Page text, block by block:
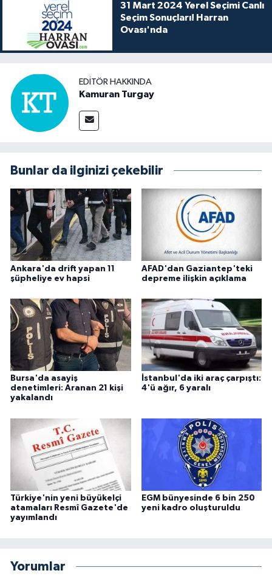
31 Mart 2024 Yerel Seçimi Canlı
Seçim Sonuçları! Harran
Ovası'nda
EDITÖR HAKKINDA
Kamuran Turgay
Bunlar da ilginizi çekebilir
Ankara'da drift yapan 11
şüpheliye ev hapsi
AFAD'dan Gaziantep'teki
depreme ilişkin açıklama
Bursa'da asayiş
denetimleri: Aranan 21 kişi
yakalandı
İstanbul'da iki araç çarpıştı:
4'ü ağır, 6 yaralı
Türkiye'nin yeni büyükelçi
atamaları Resmî Gazete'de
yayımlandı
EGM bünyesinde 6 bin 250
yeni kadro oluşturuldu
Yorumlar